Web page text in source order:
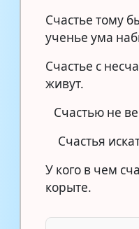
Счастье тому
ученье ума
Счастье с
живут.
Счастью не
Счастья
У кого в чем
корыте.